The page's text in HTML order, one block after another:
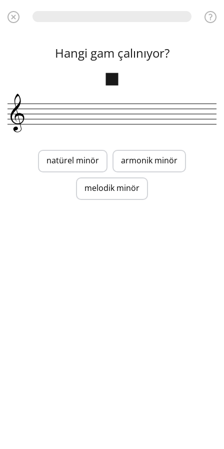
Hangi gam çalınıyor?
&
natürel minör armonik minör
melodik minör